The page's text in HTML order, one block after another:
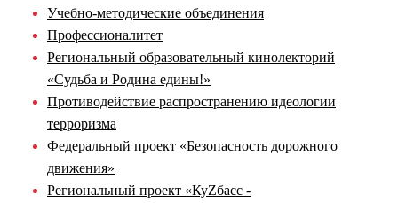
Учебно-методические объединения
Профессионалитет
Региональный образовательный кинолекторий
«Судьба и Родина едины!»
Противодействие распространению идеологии
терроризма
Федеральный проект «Безопасность дорожного
движения»
Региональный проект «КуZбасс -